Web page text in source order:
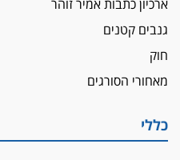
שנחשף בפעילות בלשים
עו"ד שרון נהרי חיתן את
איבה
ארכיון כתבות אמיר זוהר
גנבים קטנים
חוק
מאחורי הסורגים
כללי